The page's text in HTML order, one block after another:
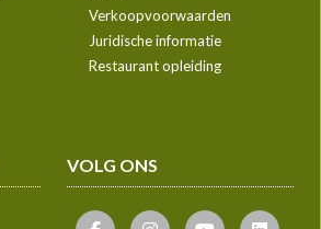
Verkoopvoorwaarden
Juridische informatie
Restaurant opleiding
VOLG ONS